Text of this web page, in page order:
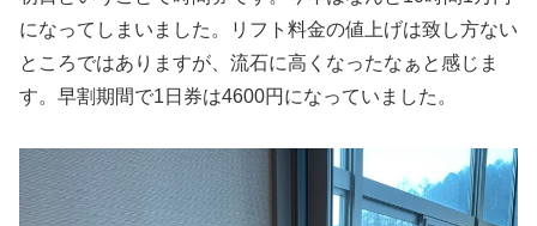
になってしまいました。リフト料金の値上げは致し方ない
ところではありますが、流石に高くなったなぁと感じま
す。早割期間で1日券は4600円になっていました。